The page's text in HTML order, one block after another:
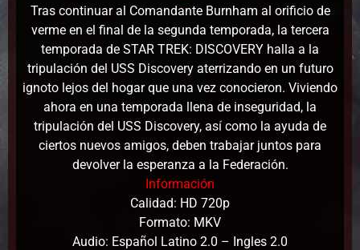
Tras continuar al Comandante Burnham al orificio de
verme en el final de la segunda temporada, la tercera
temporada de STAR TREK: DISCOVERY halla a la
tripulación del USS Discovery aterrizando en un futuro
ignoto lejos del hogar que una vez conocieron. Viviendo
ahora en una temporada llena de inseguridad, la
tripulación del USS Discovery, así como la ayuda de
ciertos nuevos amigos, deben trabajar juntos para
devolver la esperanza a la Federación.
Información
Calidad: HD 720p
Formato: MKV
Audio: Español Latino 2.0 – Ingles 2.0